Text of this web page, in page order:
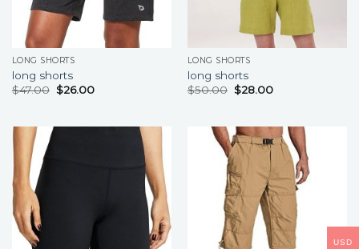
LONG SHORTS
long shorts
$47.00 $26.00
LONG SHORTS
long shorts
$50.00 $28.00
USD